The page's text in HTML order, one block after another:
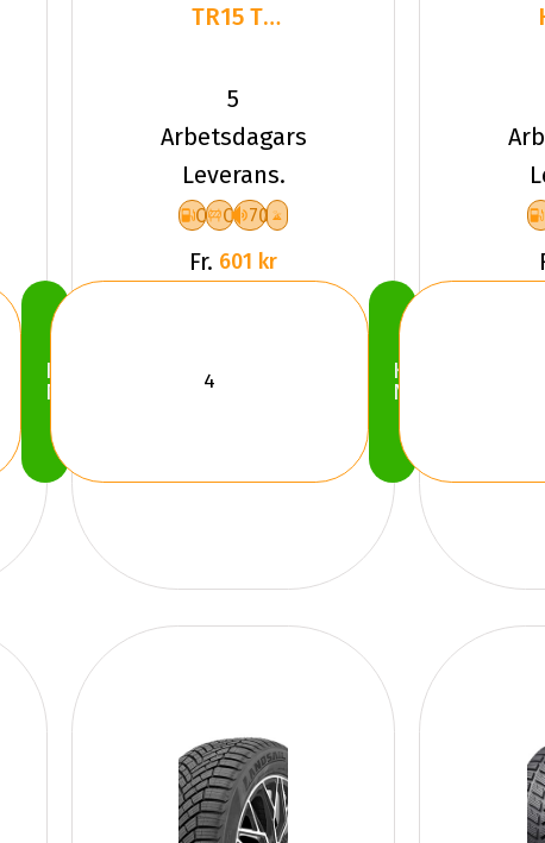
Köp
Nu
TR15 TL
PLUS XL
5
Arbetsdagars
Leverans.
C C 70
Fr. 601 kr
Köp
Nu